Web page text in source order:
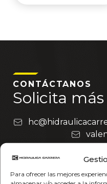
Para ofrecer las mejores
CONTÁCTANOS
Solicita